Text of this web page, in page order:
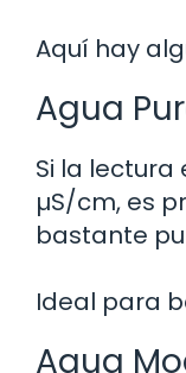
Aquí hay
Agua
Si la lectura
µS/cm, es
bastante
Ideal para
Agua